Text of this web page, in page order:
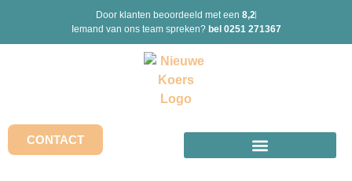
Door klanten beoordeeld met een 8,2
Iemand van ons team spreken? bel 0251 271367
CONTACT